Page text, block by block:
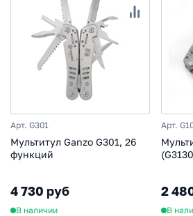
Арт. G301
Мультитул Ganzo G301, 26
функций
4 730 руб
В наличии
Арт.
2
В